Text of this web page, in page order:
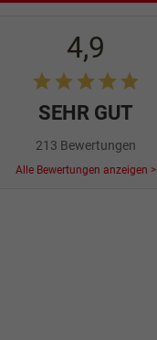
4,9
SEHR GUT
213 Bewertungen
Alle Bewertungen anzeigen >